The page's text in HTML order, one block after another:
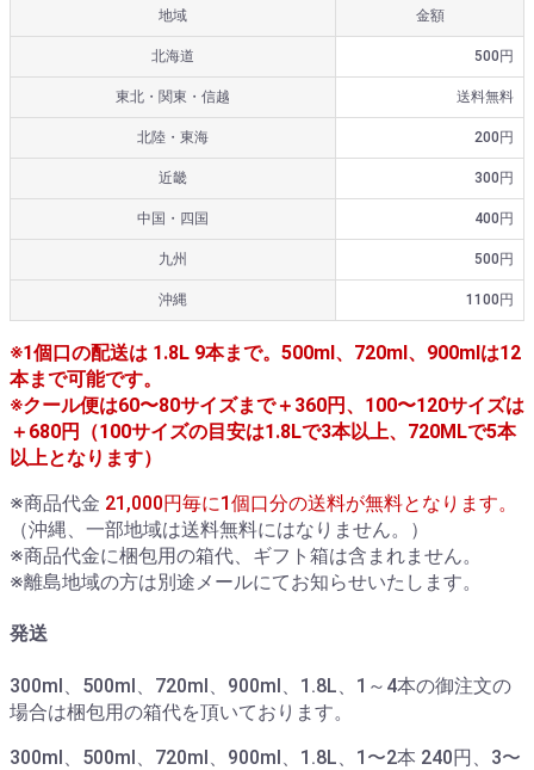
地域 金額
北海道 500円
東北・関東・信越 送料無料
北陸・東海 200円
近畿 300円
中国・四国 400円
九州 500円
沖縄 1100円
※1個口の配送は 1.8L 9本まで。500ml、720ml、900mlは12
本まで可能です。
※クール便は60〜80サイズまで＋360円、100〜120サイズは
＋680円（100サイズの目安は1.8Lで3本以上、720MLで5本
以上となります）
※商品代金 21,000円毎に1個口分の送料が無料となります。
（沖縄、一部地域は送料無料にはなりません。）
※商品代金に梱包用の箱代、ギフト箱は含まれません。
※離島地域の方は別途メールにてお知らせいたします。
発送
300ml、500ml、720ml、900ml、1.8L、1～4本の御注文の
場合は梱包用の箱代を頂いております。
300ml、500ml、720ml、900ml、1.8L、1〜2本 240円、3〜